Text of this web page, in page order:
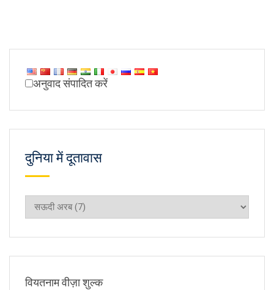
अनुवाद संपादित करें
दुनिया में दूतावास
दुनिया
में
दूतावास
वियतनाम वीज़ा शुल्क